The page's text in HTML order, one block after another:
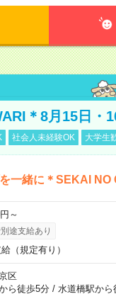
＊8月15日・
社会人未経験OK 大学生
一緒に＊SEKAI NO
～
途支給あり
（規定有り）
区
ら徒歩5分/ 水道橋駅から